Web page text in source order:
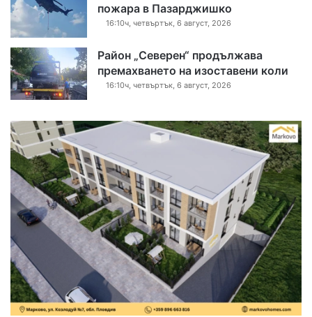
пожара в Пазарджишко
16:10ч, четвъртък, 6 август, 2026
Район „Северен“ продължава
премахването на изоставени коли
16:10ч, четвъртък, 6 август, 2026